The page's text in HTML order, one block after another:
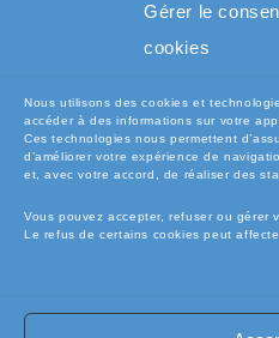
Gérer le
cookies
Nous utilisons des cookies et
accéder à des informations sur votre
Ces technologies nous permettent
d’améliorer votre expérience de
et, avec votre accord, de réaliser des
Vous pouvez accepter, refuser ou gérer
Le refus de certains cookies peut